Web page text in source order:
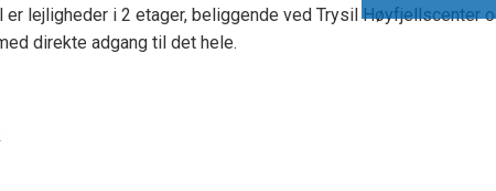
er lejligheder i 2 etager, beliggende ved Trysil Høyfjellscenter
direkte adgang til det hele.